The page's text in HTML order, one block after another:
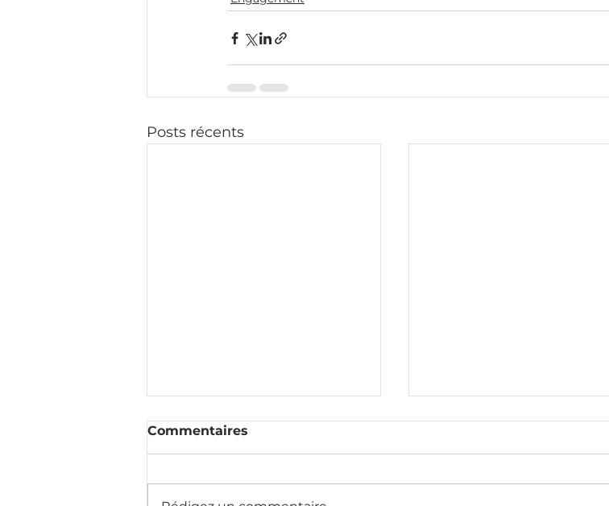
Posts récents
Commentaires